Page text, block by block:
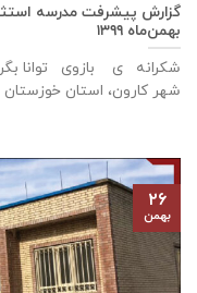
بهمن‌ماه ۱۳۹۹
شکرانه ی بازوی توانا
شهر كارون، استان خوزستان
۲۶
بهمن